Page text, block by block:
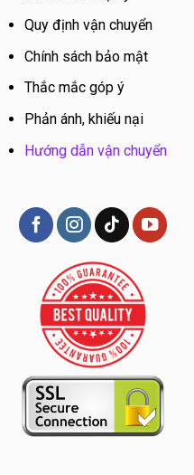
Quy định vận chuyển
Chính sách bảo mật
Thắc mắc góp ý
Phản ánh, khiếu nại
Hướng dẫn vận chuyển